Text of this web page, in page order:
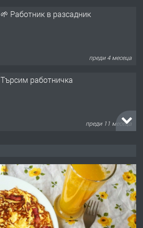
🌱 Работник в разсадник
преди 4 месеца
Търсим работничка
преди 11 месеца
преди 1 година
Работа за общи работници